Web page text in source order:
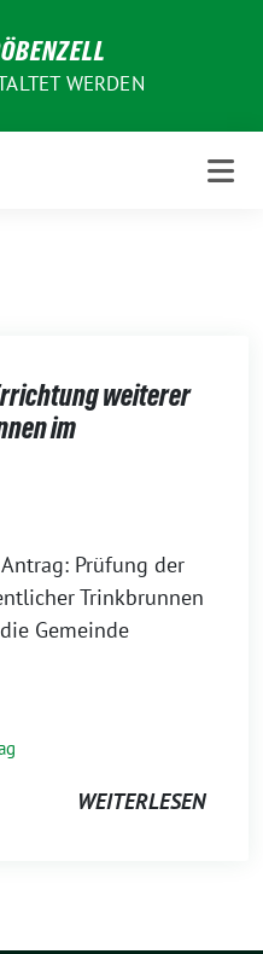
WERDEN
weiterer
im
Prüfung der
Trinkbrunnen
Gemeinde
WEITERLESEN